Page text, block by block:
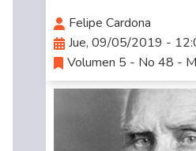
Felipe Cardona
Jue, 09/05/2019 -
Volumen 5 - No 48 -